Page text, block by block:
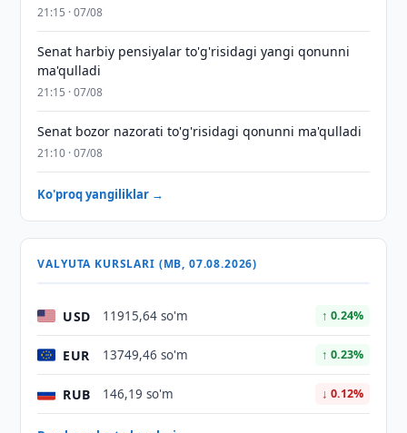
21:15 · 07/08
Senat harbiy pensiyalar to'g'risidagi yangi qonunni
ma'qulladi
21:15 · 07/08
Senat bozor nazorati to'g'risidagi qonunni ma'qulladi
21:10 · 07/08
Ko'proq yangiliklar →
VALYUTA KURSLARI (MB, 07.08.2026)
USD 11915,64 so'm ↑ 0.24%
EUR 13749,46 so'm ↑ 0.23%
RUB 146,19 so'm ↓ 0.12%